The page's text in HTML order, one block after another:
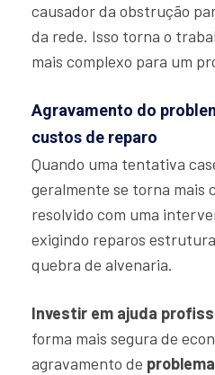
causador da obstrução
da rede. Isso torna o
mais complexo para um
Agravamento do
custos de reparo
Quando uma tentativa
geralmente se torna mais
resolvido com uma
exigindo reparos
quebra de alvenaria.
Investir em ajuda
forma mais segura de
agravamento de